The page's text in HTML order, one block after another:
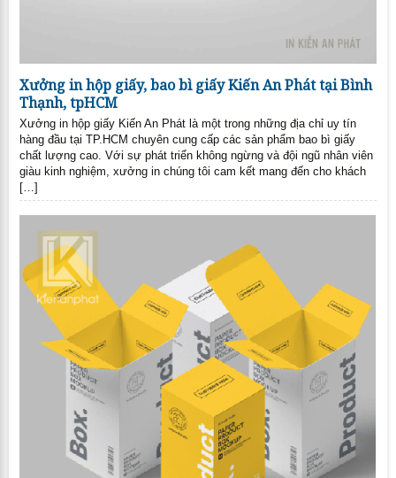
Xưởng in hộp giấy, bao bì giấy Kiến An Phát tại Bình
Thạnh, tpHCM
Xưởng in hộp giấy Kiến An Phát là một trong những địa chỉ uy tín
hàng đầu tại TP.HCM chuyên cung cấp các sản phẩm bao bì giấy
chất lượng cao. Với sự phát triển không ngừng và đội ngũ nhân viên
giàu kinh nghiệm, xưởng in chúng tôi cam kết mang đến cho khách
[…]